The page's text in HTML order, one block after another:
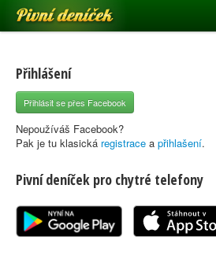
Pivní deníček
Pivní mapa
Pivní značky
Nápověda
Registrace
Přihlášení
Přihlásit se přes Facebook
Nepoužíváš Facebook?
Pak je tu klasická registrace a přihlašení.
Pivní deníček pro chytré telefony